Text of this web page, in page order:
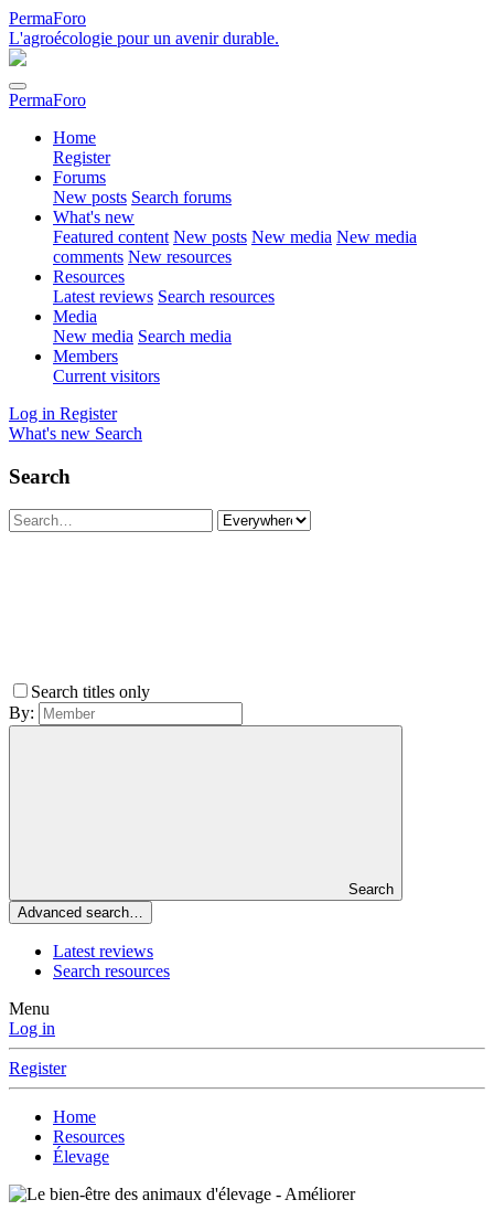
PermaForo
L'agroécologie pour un avenir durable.
PermaForo
Home
Register
Forums
New posts Search forums
What's new
Featured content New posts New media New media
comments New resources
Resources
Latest reviews Search resources
Media
New media Search media
Members
Current visitors
Log in Register
What's new Search
Search
Search titles only
By:
Search
Advanced search…
Latest reviews
Search resources
Menu
Log in
Register
Home
Resources
Élevage